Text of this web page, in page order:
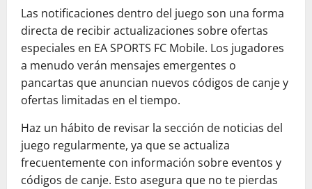
Las notificaciones dentro del juego son una forma
directa de recibir actualizaciones sobre ofertas
especiales en EA SPORTS FC Mobile. Los jugadores
a menudo verán mensajes emergentes o
pancartas que anuncian nuevos códigos de canje y
ofertas limitadas en el tiempo.
Haz un hábito de revisar la sección de noticias del
juego regularmente, ya que se actualiza
frecuentemente con información sobre eventos y
códigos de canje. Esto asegura que no te pierdas